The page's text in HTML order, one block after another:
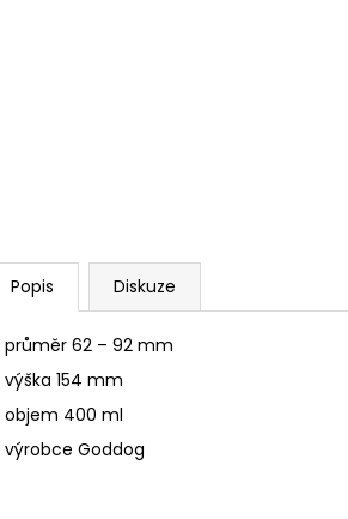
Popis Diskuze
průměr 62 – 92 mm
výška 154 mm
objem 400 ml
výrobce Goddog